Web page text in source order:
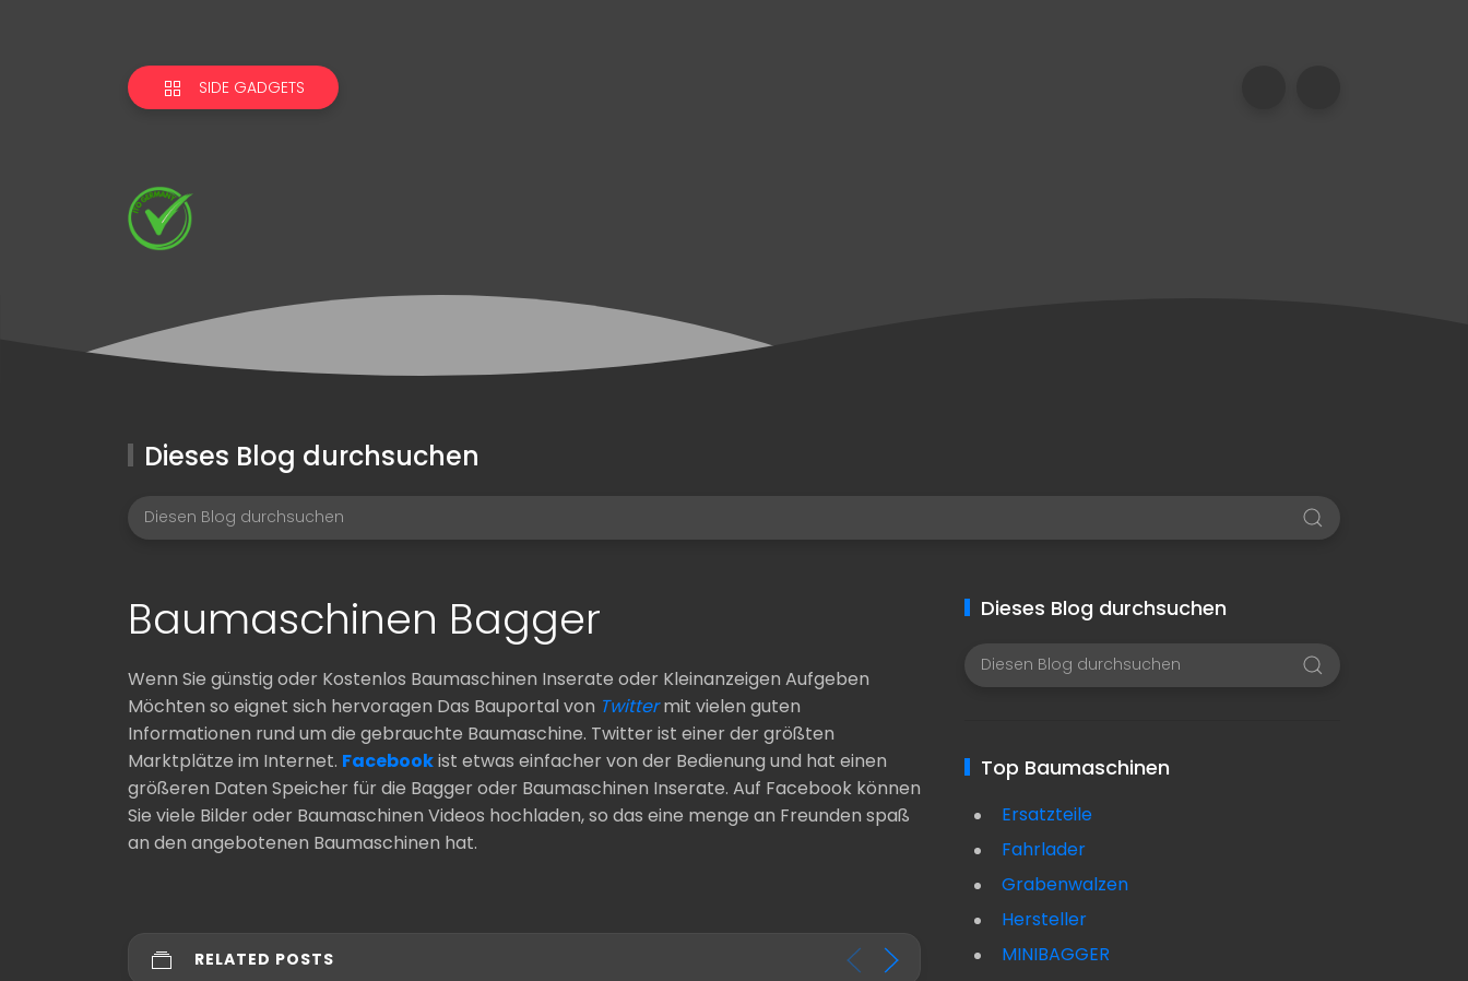
SIDE GADGETS
Dieses Blog durchsuchen
Baumaschinen Bagger
Wenn Sie günstig oder Kostenlos Baumaschinen Inserate oder Kleinanzeigen Aufgeben
Möchten so eignet sich hervoragen Das Bauportal von Twittermit vielen guten
Informationen rund um die gebrauchte Baumaschine. Twitter ist einer der größten
Marktplätze im Internet. Facebookist etwas einfacher von der Bedienung und hat einen
größeren Daten Speicher für die Bagger oder Baumaschinen Inserate. Auf Facebook können
Sie viele Bilder oder Baumaschinen Videos hochladen, so das eine menge an Freunden spaß
an den angebotenen Baumaschinen hat.
RELATED POSTS
Dieses Blog durchsuchen
Top Baumaschinen
Ersatzteile
Fahrlader
Grabenwalzen
Hersteller
MINIBAGGER